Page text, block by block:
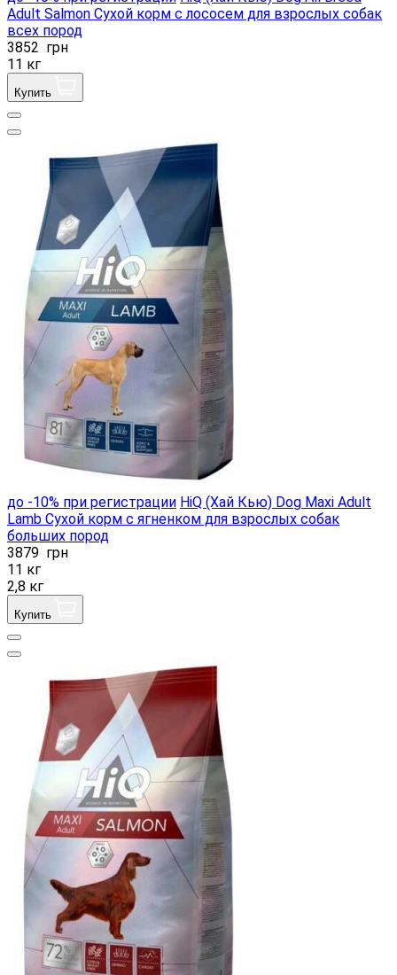
Adult Salmon Сухой корм с лососем для взрослых собак
всех пород
3852 грн
11 кг
Купить
до -10% при регистрации HiQ (Хай Кью) Dog Maxi Adult
Lamb Сухой корм с ягненком для взрослых собак
больших пород
3879 грн
11 кг
2,8 кг
Купить